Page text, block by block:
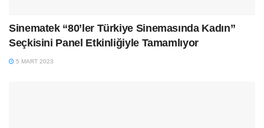
Sinematek “80’ler Türkiye Sinemasında Kadın”
Seçkisini Panel Etkinliğiyle Tamamlıyor
5 MART 2023